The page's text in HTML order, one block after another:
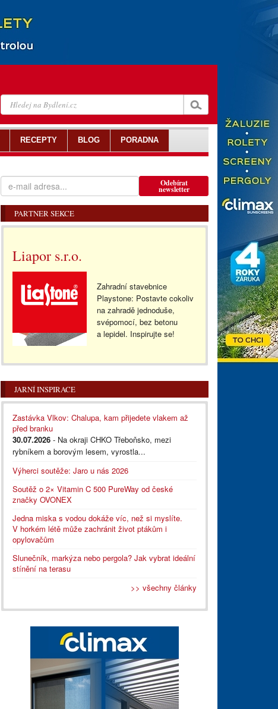
Odebírat
newsletter
PARTNER SEKCE
Liapor s.r.o.
Zahradní stavebnice
Playstone: Postavte cokoliv
na zahradě jednoduše,
svépomocí, bez betonu
a lepidel. Inspirujte se!
JARNÍ INSPIRACE
Zastávka Vlkov: Chalupa, kam přijedete vlakem až
před branku
30.07.2026 - Na okraji CHKO Třeboňsko, mezi
rybníkem a borovým lesem, vyrostla...
Výherci soutěže: Jaro u nás 2026
Soutěž o 2× Vitamin C 500 PureWay od české
značky OVONEX
Jedna miska s vodou dokáže víc, než si myslíte.
V horkém létě může zachránit život ptákům i
opylovačům
Slunečník, markýza nebo pergola? Jak vybrat ideální
stínění na terasu
>> všechny články
RECEPTY BLOG PORADNA